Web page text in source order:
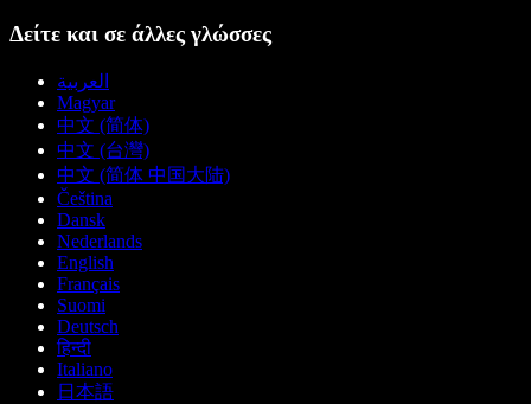
Δείτε και σε άλλες γλώσσες
العربية
Magyar
中文 (简体)
中文 (台灣)
中文 (简体 中国大陆)
Čeština
Dansk
Nederlands
English
Français
Suomi
Deutsch
हिन्दी
Italiano
日本語